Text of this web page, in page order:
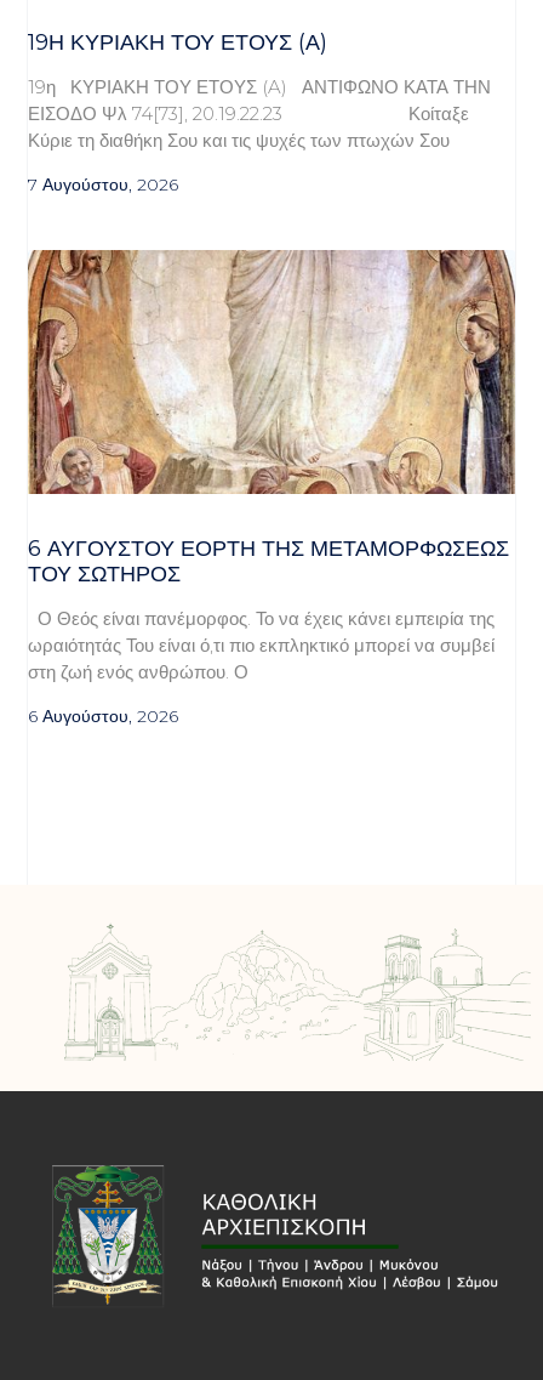
19Η ΚΥΡΙΑΚΉ ΤΟΥ ΈΤΟΥΣ (Α)
19η ΚΥΡΙΑΚΗ ΤΟΥ ΕΤΟΥΣ (A) ΑΝΤΙΦΩΝΟ ΚΑΤΑ ΤΗΝ
ΕΙΣΟΔΟ Ψλ 74[73], 20.19.22.23 Κοίταξε
Κύριε τη διαθήκη Σου και τις ψυχές των πτωχών Σου
7 Αυγούστου, 2026
6 ΑΥΓΟΥΣΤΟΥ ΕΟΡΤΗ ΤΗΣ ΜΕΤΑΜΟΡΦΩΣΕΩΣ
ΤΟΥ ΣΩΤΗΡΟΣ
Ο Θεός είναι πανέμορφος. Το να έχεις κάνει εμπειρία της
ωραιότητάς Του είναι ό,τι πιο εκπληκτικό μπορεί να συμβεί
στη ζωή ενός ανθρώπου. Ο
6 Αυγούστου, 2026